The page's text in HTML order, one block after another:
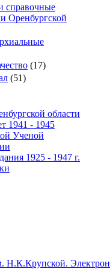
справочные
Оренбургской
(17)
(51)
области
1941 - 1945
Ученой
1925 - 1947 г.